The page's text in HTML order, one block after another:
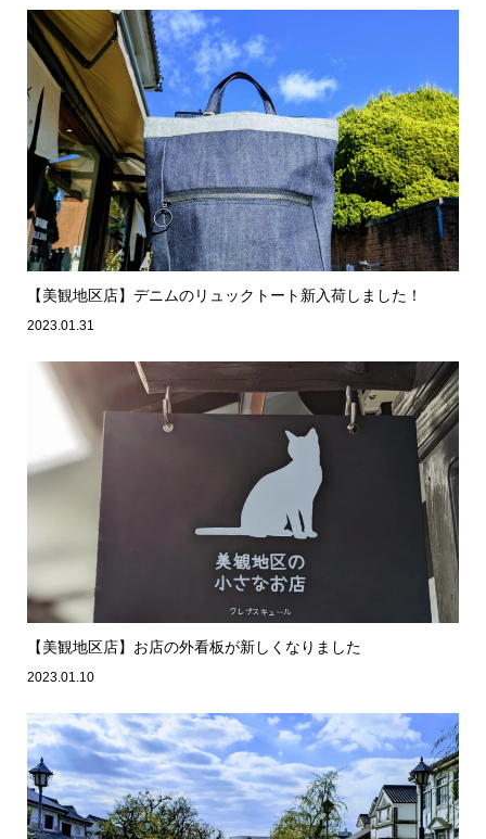
【美観地区店】デニムのリュックトート新入荷しました！
2023.01.31
【美観地区店】お店の外看板が新しくなりました
2023.01.10